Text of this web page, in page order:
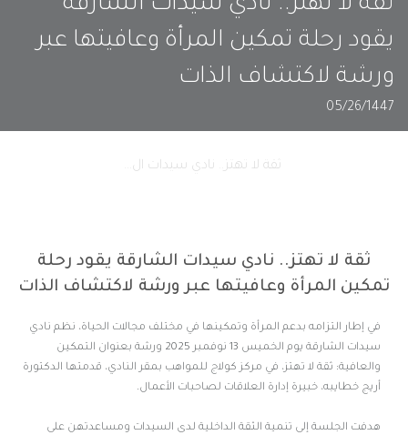
ثقة لا تهتز.. نادي سيدات الشارقة
يقود رحلة تمكين المرأة وعافيتها عبر
ورشة لاكتشاف الذات
05/26/1447
ثقة لا تهتز.. نادي سيدات ال...
ثقة لا تهتز.. نادي سيدات الشارقة يقود رحلة
تمكين المرأة وعافيتها عبر ورشة لاكتشاف الذات
في إطار التزامه بدعم المرأة وتمكينها في مختلف مجالات الحياة، نظم نادي
سيدات الشارقة يوم الخميس 13 نوفمبر 2025 ورشة بعنوان التمكين
والعافية: ثقة لا تهتز، في مركز كولاج للمواهب بمقر النادي، قدمتها الدكتورة
أريج خطايبه، خبيرة إدارة العلاقات لصاحبات الأعمال.
هدفت الجلسة إلى تنمية الثقة الداخلية لدى السيدات ومساعدتهن على